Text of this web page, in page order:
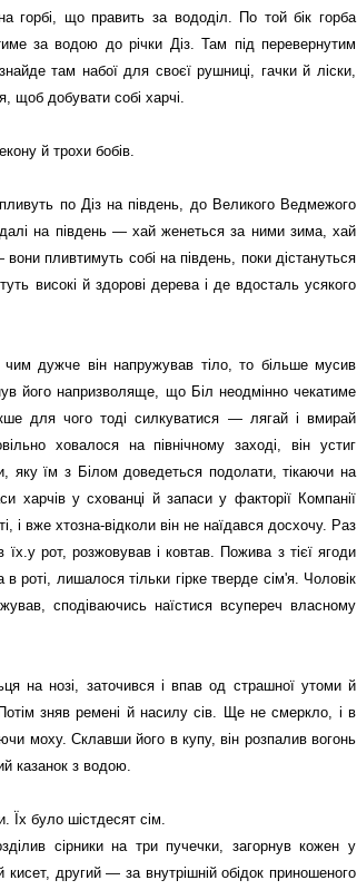
горбі, що править за вододіл. По той бік горба
за водою до річки Діз. Там під перевернутим
там набої для своєї рушниці, гачки й ліски,
щоб добувати собі харчі.
й трохи бобів.
по Діз на південь, до Великого Ведмежого
на південь — хай женеться за ними зима, хай
пливтимуть собі на південь, поки дістануться
високі й здорові дерева і де вдосталь усякого
дужче він напружував тіло, то більше мусив
його напризволяще, що Біл неодмінно чекатиме
для чого тоді силкуватися — лягай і вмирай
ховалося на північному заході, він устиг
їм з Білом доведеться подолати, тікаючи на
харчів у схованці й запаси у факторії Компанії
і вже хтозна-відколи він не наїдався досхочу. Раз
рот, розжовував і ковтав. Пожива з тієї ягоди
лишалося тільки гірке тверде сім'я. Чоловік
сподіваючись наїстися всупереч власному
на нозі, заточився і впав од страшної утоми й
зняв ремені й насилу сів. Ще не смеркло, і в
моху. Склавши його в купу, він розпалив вогонь
казанок з водою.
Їх було шістдесят сім.
сірники на три пучечки, загорнув кожен у
другий — за внутрішній обідок приношеного